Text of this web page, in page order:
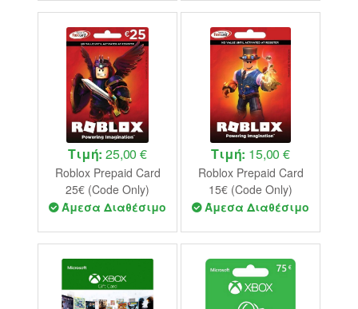
Τιμή:25,00 €
Roblox Prepaid Card
25€ (Code Only)
Άμεσα Διαθέσιμο
Τιμή: 15,00 €
Roblox Prepaid Card
15€ (Code Only)
Άμεσα Διαθέσιμο